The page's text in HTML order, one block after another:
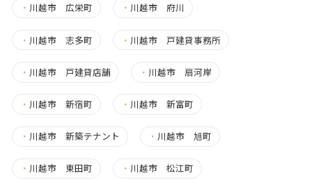
・ 川越市 広栄町 ・ 川越市 府川
・ 川越市 志多町 ・ 川越市 戸建貸事務所
・ 川越市 戸建貸店舗 ・ 川越市 扇河岸
・ 川越市 新宿町 ・ 川越市 新富町
・ 川越市 新築テナント ・ 川越市 旭町
・ 川越市 東田町 ・ 川越市 松江町